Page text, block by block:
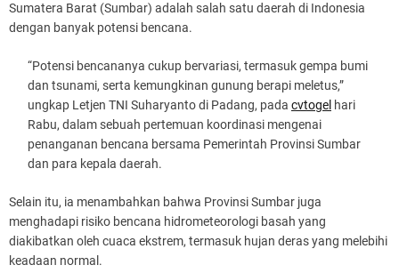
Sumatera Barat (Sumbar) adalah salah satu daerah di Indonesia
dengan banyak potensi bencana.
“Potensi bencananya cukup bervariasi, termasuk gempa bumi
dan tsunami, serta kemungkinan gunung berapi meletus,”
ungkap Letjen TNI Suharyanto di Padang, pada cvtogel hari
Rabu, dalam sebuah pertemuan koordinasi mengenai
penanganan bencana bersama Pemerintah Provinsi Sumbar
dan para kepala daerah.
Selain itu, ia menambahkan bahwa Provinsi Sumbar juga
menghadapi risiko bencana hidrometeorologi basah yang
diakibatkan oleh cuaca ekstrem, termasuk hujan deras yang melebihi
keadaan normal.